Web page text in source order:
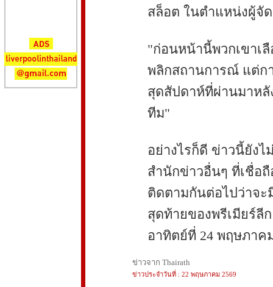
สล็อต ในตำแหน่งผู้จั
"ก่อนหน้านี้พวกเขาเ
พลิกสถานการณ์ แต่ก
สุดสัปดาห์ที่ผ่านมาหลั
ทีม"
อย่างไรก็ดี ข่าวนี้ยัง
สำนักข่าวอื่นๆ ที่เชื่อ
ติดตามกันต่อไปว่าจะ
สุดท้ายของพรีเมียร์ลี
อาทิตย์ที่ 24 พฤษภาค
ข่าวจาก Thairath
ข่าวประจำวันที่ : 22 พฤษภาคม 2569